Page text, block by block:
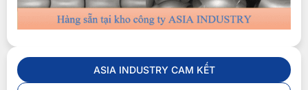
ASIA INDUSTRY CAM KẾT